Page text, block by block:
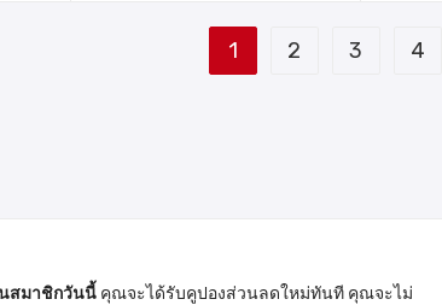
1 2 3 4
นสมาชิกวันนี้ คุณจะได้รับคูปองส่วนลดใหม่ทันที คุณจะไม่